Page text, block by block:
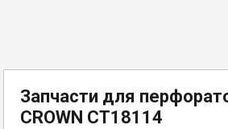
Запчасти для
CROWN CT18114